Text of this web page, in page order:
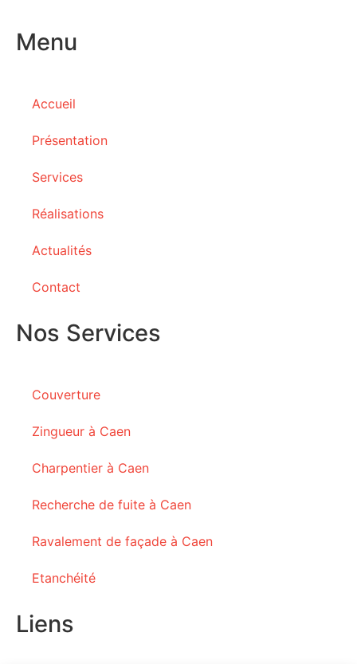
Menu
Accueil
Présentation
Services
Réalisations
Actualités
Contact
Nos Services
Couverture
Zingueur à Caen
Charpentier à Caen
Recherche de fuite à Caen
Ravalement de façade à Caen
Etanchéité
Liens